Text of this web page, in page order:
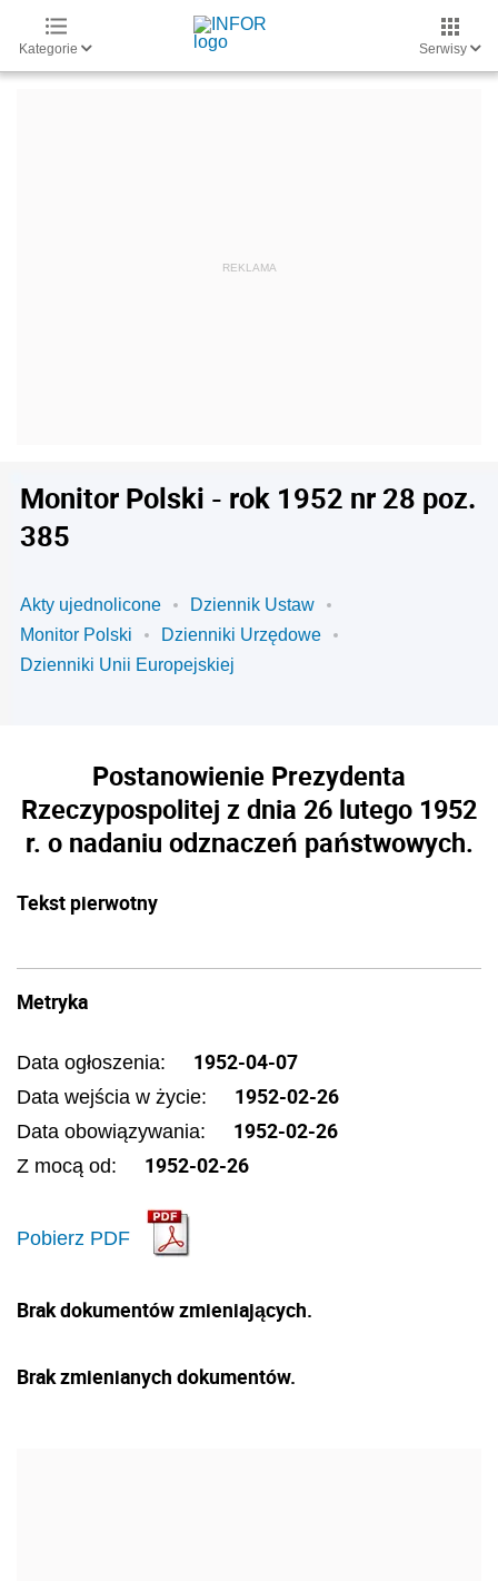
Kategorie Serwisy
Monitor Polski - rok 1952 nr 28 poz.
385
Akty ujednolicone
Dziennik Ustaw
Monitor Polski
Dzienniki Urzędowe
Dzienniki Unii Europejskiej
Postanowienie Prezydenta
Rzeczypospolitej z dnia 26 lutego 1952
r. o nadaniu odznaczeń państwowych.
Tekst pierwotny
Metryka
Data ogłoszenia: 1952-04-07
Data wejścia w życie: 1952-02-26
Data obowiązywania: 1952-02-26
Z mocą od: 1952-02-26
Pobierz PDF
Brak dokumentów zmieniających.
Brak zmienianych dokumentów.